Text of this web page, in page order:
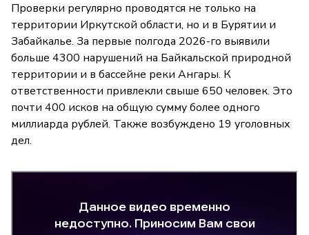
Проверки регулярно проводятся не только на
территории Иркутской области, но и в Бурятии и
Забайкалье. За первые полгода 2026-го выявили
больше 4300 нарушений на Байкальской природной
территории и в бассейне реки Ангары. К
ответственности привлекли свыше 650 человек. Это
почти 400 исков на общую сумму более одного
миллиарда рублей. Также возбуждено 19 уголовных
дел.